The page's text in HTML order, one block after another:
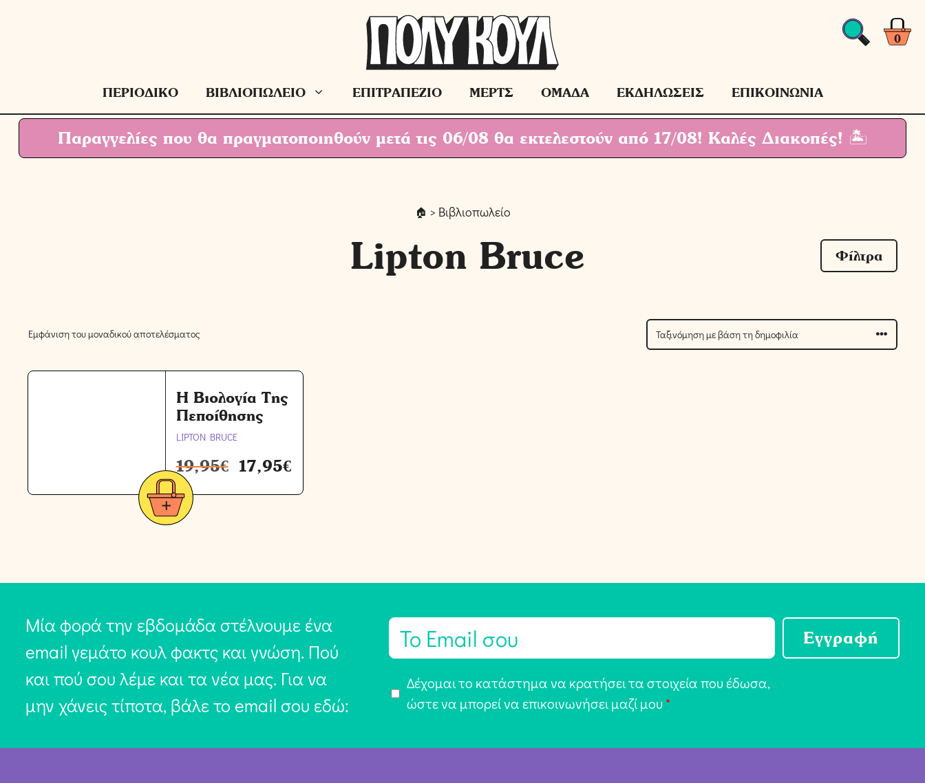
0
ΠΕΡΙΟΔΙΚΟ ΒΙΒΛΙΟΠΩΛΕΙΟ ΕΠΙΤΡΑΠΕΖΙΟ ΜΕΡΤΣ ΟΜΑΔΑ ΕΚΔΗΛΩΣΕΙΣ ΕΠΙΚΟΙΝΩΝΙΑ
Παραγγελίες που θα πραγματοποιηθούν μετά τις 06/08 θα εκτελεστούν από 17/08! Καλές Διακοπές! 🏝
> Βιβλιοπωλείο
Lipton Bruce Φίλτρα
Εμφάνιση του μοναδικού αποτελέσματος
Η Βιολογία Της
Πεποίθησης
LIPTON BRUCE
19,95€ 17,95€
Μία φορά την εβδομάδα στέλνουμε ένα
email γεμάτο κουλ φακτς και γνώση. Πού
και πού σου λέμε και τα νέα μας. Για να
μην χάνεις τίποτα, βάλε το email σου εδώ:
E
i
π
δ
Δέχομαι το κατάστημα να κρατήσει τα στοιχεία που έδωσα,
ώστε να μπορεί να επικοινωνήσει μαζί μου *
Εγγραφή